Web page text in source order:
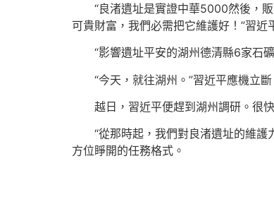
“良渚遺址是實證中華5000然後，
可貴財富，我們必需把它維護好！”習近
“影響遺址平安的湖州德清縣6家石
“今天，就往湖州。”習近平應機立斷
越日，習近平便趕到湖州調研。很
“從那時起，我們對良渚遺址的維
方位睜開的任務格式。